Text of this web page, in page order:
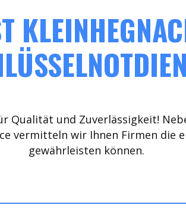
Qualität und Zuverlässigkeit!
vermitteln wir Ihnen Firmen die
gewährleisten können.